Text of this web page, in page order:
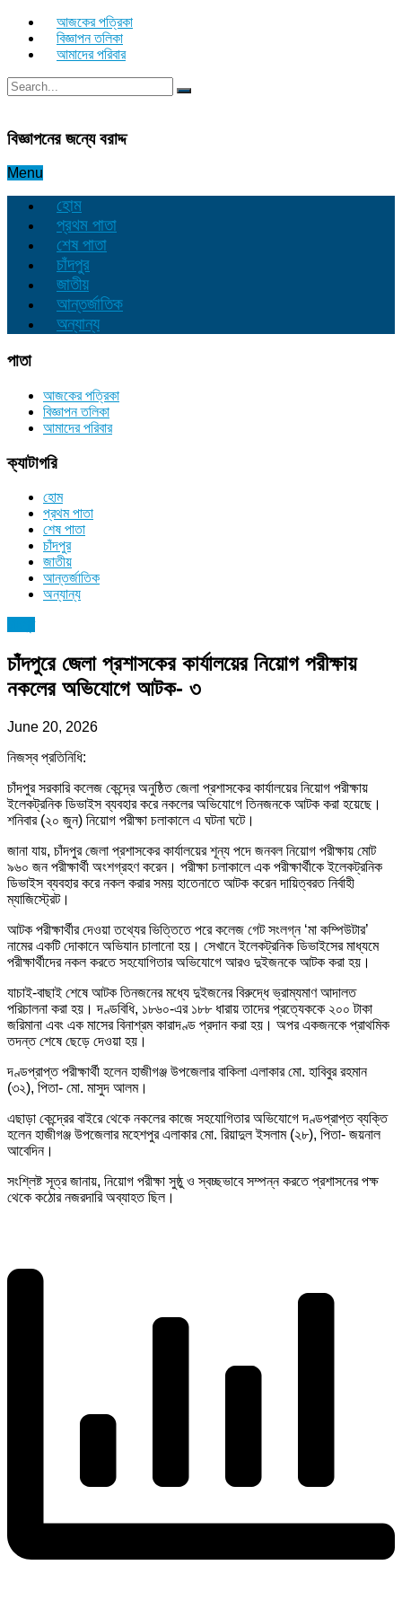
আজকের পত্রিকা
বিজ্ঞাপন তলিকা
আমাদের পরিবার
বিজ্ঞাপনের জন্যে বরাদ্দ
Menu
হোম
প্রথম পাতা
শেষ পাতা
চাঁদপুর
জাতীয়
আন্তর্জাতিক
অন্যান্য
পাতা
আজকের পত্রিকা
বিজ্ঞাপন তলিকা
আমাদের পরিবার
ক্যাটাগরি
হোম
প্রথম পাতা
শেষ পাতা
চাঁদপুর
জাতীয়
আন্তর্জাতিক
অন্যান্য
চাঁদপুরে জেলা প্রশাসকের কার্যালয়ের নিয়োগ পরীক্ষায়
নকলের অভিযোগে আটক- ৩
June 20, 2026
নিজস্ব প্রতিনিধি:
চাঁদপুর সরকারি কলেজ কেন্দ্রে অনুষ্ঠিত জেলা প্রশাসকের কার্যালয়ের নিয়োগ পরীক্ষায়
ইলেকট্রনিক ডিভাইস ব্যবহার করে নকলের অভিযোগে তিনজনকে আটক করা হয়েছে।
শনিবার (২০ জুন) নিয়োগ পরীক্ষা চলাকালে এ ঘটনা ঘটে।
জানা যায়, চাঁদপুর জেলা প্রশাসকের কার্যালয়ের শূন্য পদে জনবল নিয়োগ পরীক্ষায় মোট
৯৬০ জন পরীক্ষার্থী অংশগ্রহণ করেন। পরীক্ষা চলাকালে এক পরীক্ষার্থীকে ইলেকট্রনিক
ডিভাইস ব্যবহার করে নকল করার সময় হাতেনাতে আটক করেন দায়িত্বরত নির্বাহী
ম্যাজিস্ট্রেট।
আটক পরীক্ষার্থীর দেওয়া তথ্যের ভিত্তিতে পরে কলেজ গেট সংলগ্ন ‘মা কম্পিউটার’
নামের একটি দোকানে অভিযান চালানো হয়। সেখানে ইলেকট্রনিক ডিভাইসের মাধ্যমে
পরীক্ষার্থীদের নকল করতে সহযোগিতার অভিযোগে আরও দুইজনকে আটক করা হয়।
যাচাই-বাছাই শেষে আটক তিনজনের মধ্যে দুইজনের বিরুদ্ধে ভ্রাম্যমাণ আদালত
পরিচালনা করা হয়। দণ্ডবিধি, ১৮৬০-এর ১৮৮ ধারায় তাদের প্রত্যেককে ২০০ টাকা
জরিমানা এবং এক মাসের বিনাশ্রম কারাদণ্ড প্রদান করা হয়। অপর একজনকে প্রাথমিক
তদন্ত শেষে ছেড়ে দেওয়া হয়।
দণ্ডপ্রাপ্ত পরীক্ষার্থী হলেন হাজীগঞ্জ উপজেলার বাকিলা এলাকার মো. হাবিবুর রহমান
(৩২), পিতা- মো. মাসুদ আলম।
এছাড়া কেন্দ্রের বাইরে থেকে নকলের কাজে সহযোগিতার অভিযোগে দণ্ডপ্রাপ্ত ব্যক্তি
হলেন হাজীগঞ্জ উপজেলার মহেশপুর এলাকার মো. রিয়াদুল ইসলাম (২৮), পিতা- জয়নাল
আবেদিন।
সংশ্লিষ্ট সূত্র জানায়, নিয়োগ পরীক্ষা সুষ্ঠু ও স্বচ্ছভাবে সম্পন্ন করতে প্রশাসনের পক্ষ
থেকে কঠোর নজরদারি অব্যাহত ছিল।